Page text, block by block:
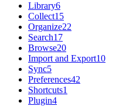
Library6
Collect15
Organize22
Search17
Browse20
Import and Export10
Sync5
Preferences42
Shortcuts1
Plugin4